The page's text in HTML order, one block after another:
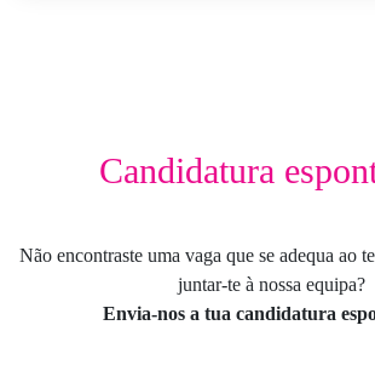
Candidatura
Não encontraste uma vaga que se adequa ao
juntar-te à nossa equipa?
Envia-nos a tua candidatura